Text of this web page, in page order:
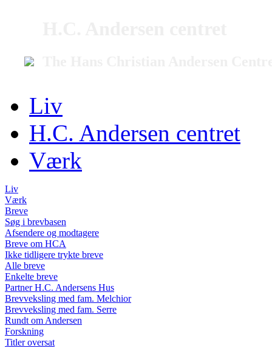
Liv
H.C. Andersen centret
Værk
Liv
Værk
Breve
Søg i brevbasen
Afsendere og modtagere
Breve om HCA
Ikke tidligere trykte breve
Alle breve
Enkelte breve
Partner H.C. Andersens Hus
Brevveksling med fam. Melchior
Brevveksling med fam. Serre
Rundt om Andersen
Forskning
Titler oversat